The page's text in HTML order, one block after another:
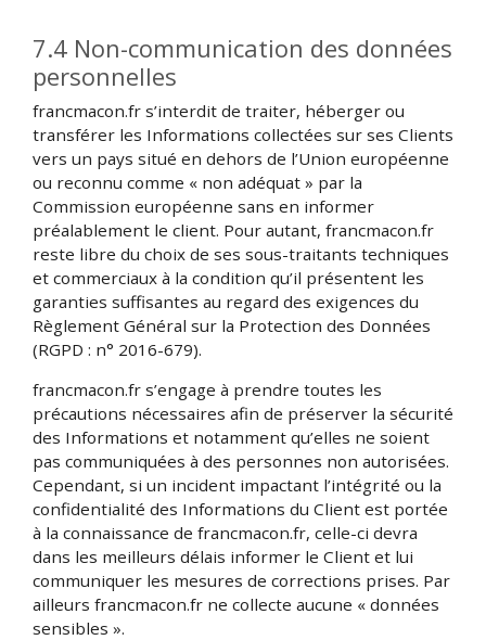
7.4 Non-communication des données
personnelles
francmacon.fr s’interdit de traiter, héberger ou
transférer les Informations collectées sur ses Clients
vers un pays situé en dehors de l’Union européenne
ou reconnu comme « non adéquat » par la
Commission européenne sans en informer
préalablement le client. Pour autant, francmacon.fr
reste libre du choix de ses sous-traitants techniques
et commerciaux à la condition qu’il présentent les
garanties suffisantes au regard des exigences du
Règlement Général sur la Protection des Données
(RGPD : n° 2016-679).
francmacon.fr s’engage à prendre toutes les
précautions nécessaires afin de préserver la sécurité
des Informations et notamment qu’elles ne soient
pas communiquées à des personnes non autorisées.
Cependant, si un incident impactant l’intégrité ou la
confidentialité des Informations du Client est portée
à la connaissance de francmacon.fr, celle-ci devra
dans les meilleurs délais informer le Client et lui
communiquer les mesures de corrections prises. Par
ailleurs francmacon.fr ne collecte aucune « données
sensibles ».